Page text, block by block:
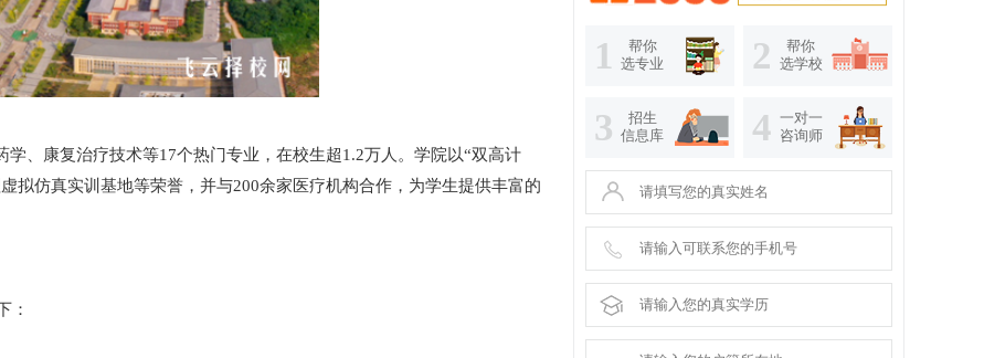
1
帮你
选专业
2
帮你
选学校
3
招生
信息库
4 一对一
咨询师
、康复治疗技术等17个热门专业，在校生超1.2万人。学院以“双高计
拟仿真实训基地等荣誉，并与200余家医疗机构合作，为学生提供丰富的
：